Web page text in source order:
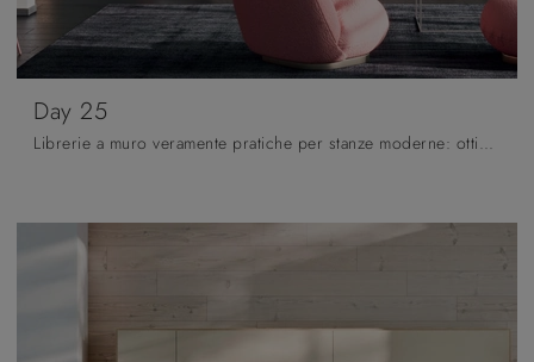
Day 25
Librerie a muro veramente pratiche per stanze moderne: ottieni informazioni sul modello Day 25 dell'azienda Orme!